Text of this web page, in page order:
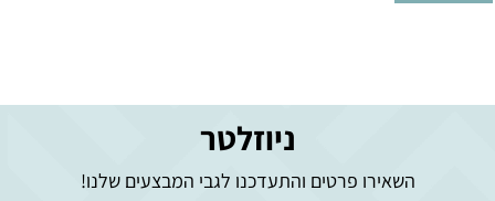
ניוזלטר
השאירו פרטים והתעדכנו לגבי המבצעים שלנו!